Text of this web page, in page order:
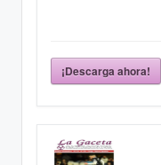
¡Descarga ahora!